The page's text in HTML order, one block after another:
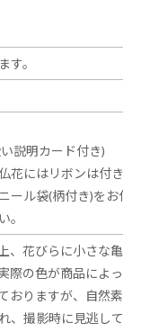
す。
説明カード付き)
花にはリボンは付きま
ール袋(柄付き)をお付
。
、花びらに小さな亀
際の色が商品によって
おりますが、自然素
、撮影時に見逃して